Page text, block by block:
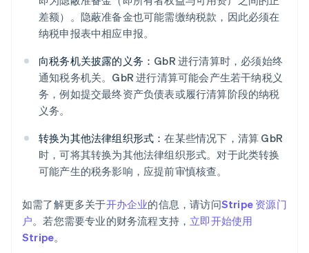
差额）。隐蔽准备金也可能需缴纳税款，因此必须在
纳税申报表中相应申报。
向税务机关披露的义务： GbR 进行清算时，必须始终
通知税务机关。GbR 进行清算可能会产生若干纳税义
务，例如提交最终资产负债表或履行清算阶段的纳税
义务。
转换为其他法律组织形式：在某些情况下，清算 GbR
时，可将其转换为其他法律组织形式。对于此类转换
可能产生的税务影响，应提前审慎核查。
如需了解更多关于开办企业的信息，请访问Stripe 资源门
户。若您需要专业的财务流程支持， 立即开始使用
Stripe。
阿联酋
English
English
爱沙尼亚
English
澳大利亚
English
巴西